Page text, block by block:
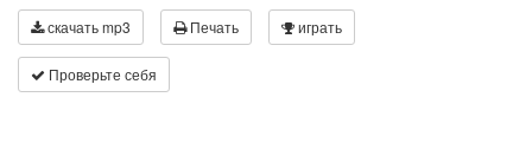
скачать mp3 Печать играть
Проверьте себя